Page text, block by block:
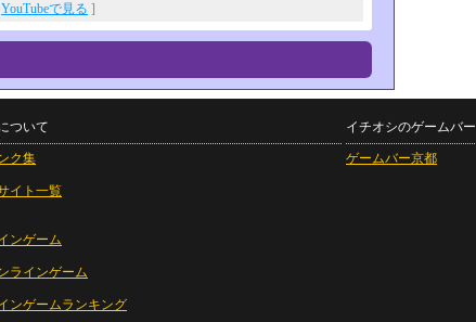
YouTubeで見る ]
ついて
ク集
イト一覧
ンゲーム
ラインゲーム
ンゲームランキング
イチオシのゲームバー
ゲームバー京都